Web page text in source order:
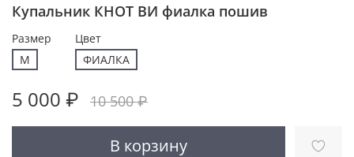
Купальник КНОТ ВИ фиалка пошив
Размер
M
Цвет
ФИАЛКА
5 000 ₽ 10 500 ₽
В корзину